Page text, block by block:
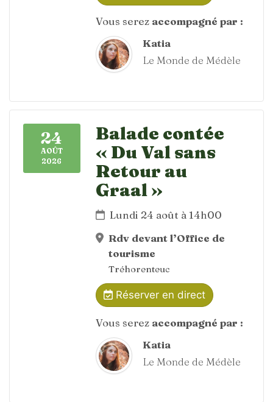
Vous serez accompagné par :
Katia
Le Monde de Médèle
24
AOÛT
2026
Balade contée
« Du Val sans
Retour au
Graal »
Lundi 24 août à 14h00
Rdv devant l’Office de
tourisme
Tréhorenteuc
Réserver en direct
Vous serez accompagné par :
Katia
Le Monde de Médèle